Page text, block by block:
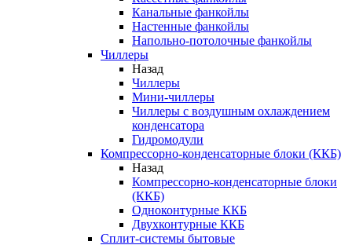
Канальные фанкойлы
Настенные фанкойлы
Напольно-потолочные фанкойлы
Чиллеры
Назад
Чиллеры
Мини-чиллеры
Чиллеры с воздушным охлаждением
конденсатора
Гидромодули
Компрессорно-конденсаторные блоки (ККБ)
Назад
Компрессорно-конденсаторные блоки
(ККБ)
Одноконтурные ККБ
Двухконтурные ККБ
Сплит-системы бытовые